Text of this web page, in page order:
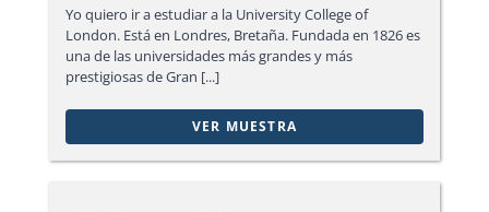
Yo quiero ir a estudiar a la University College of
London. Está en Londres, Bretaña. Fundada en 1826 es
una de las universidades más grandes y más
prestigiosas de Gran [...]
VER MUESTRA